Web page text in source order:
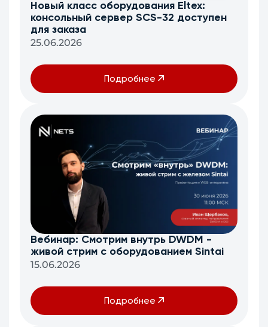
Новый класс оборудования Eltex:
консольный сервер SCS-32 доступен
для заказа
25.06.2026
Подробнее
Вебинар: Смотрим внутрь DWDM -
живой стрим с оборудованием Sintai
15.06.2026
Подробнее